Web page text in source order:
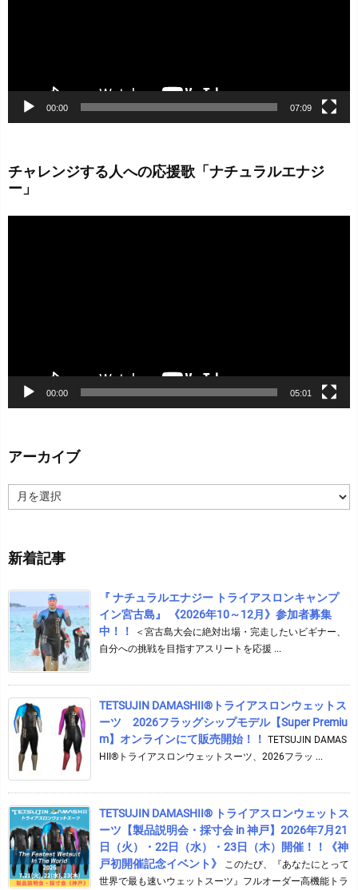
00:00 07:09
チャレンジする人への応援歌「ナチュラルエナジ
ー」
00:00 05:01
アーカイブ
ー
ブ
新着記事
『 ナチュラルエナジー トライアスロンキャンプ
イン宮古島』 《2026年10～12月》参加者募集
中！！
＜宮古島大会に絶対出場・完走したいビギナー、
自分への挑戦を目指すアスリートを応援 ...
TETSUJIN DAMASHII®︎トライアスロンウェットス
ーツ 2026フラッグシップモデル【Super Premiu
m】オンラインにて販売開始！！ TETSUJIN DAMAS
HII®トライアスロンウェットスーツ、2026フラッ ...
TETSUJIN DAMASHII® トライアスロンウェットス
ーツ【製品説明会・採寸会 in 神戸】2026年7月21
日（火）・22日（水）・23日（木）開催！！《神
戸初開催記念イベント》
このたび、『あなたにとって
世界で最も速いウェットスーツ』フルオーダー高機能トラ